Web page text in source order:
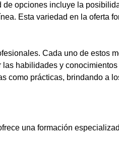
opciones incluye la
Esta variedad en la oferta
Cada uno de estos
habilidades y
como prácticas, brindando a
una formación